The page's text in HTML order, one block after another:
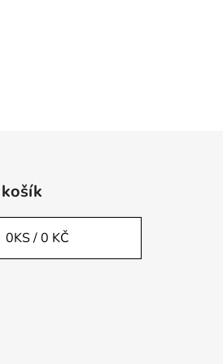
0KS /0 KČ